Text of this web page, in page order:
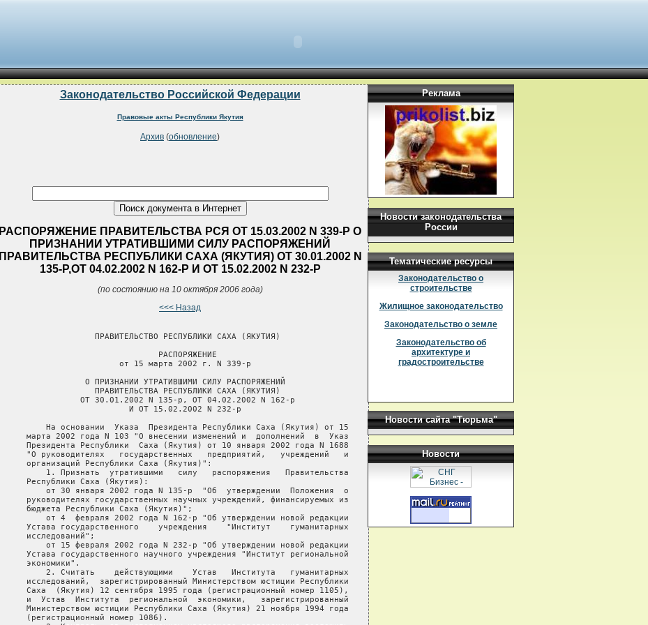
Законодательство Российской Федерации
Правовые акты Республики Якутия
Архив (обновление)
РАСПОРЯЖЕНИЕ ПРАВИТЕЛЬСТВА РСЯ ОТ 15.03.2002 N 339-Р О
ПРИЗНАНИИ УТРАТИВШИМИ СИЛУ РАСПОРЯЖЕНИЙ
ПРАВИТЕЛЬСТВА РЕСПУБЛИКИ САХА (ЯКУТИЯ) ОТ 30.01.2002 N
135-Р,ОТ 04.02.2002 N 162-Р И ОТ 15.02.2002 N 232-Р
(по состоянию на 10 октября 2006 года)
<<< Назад
                 ПРАВИТЕЛЬСТВО РЕСПУБЛИКИ САХА (ЯКУТИЯ)
                              РАСПОРЯЖЕНИЕ
                      от 15 марта 2002 г. N 339-р
               О ПРИЗНАНИИ УТРАТИВШИМИ СИЛУ РАСПОРЯЖЕНИЙ
                 ПРАВИТЕЛЬСТВА РЕСПУБЛИКИ САХА (ЯКУТИЯ)
              ОТ 30.01.2002 N 135-р, ОТ 04.02.2002 N 162-р
                        И ОТ 15.02.2002 N 232-р
       На основании  Указа  Президента Республики Саха (Якутия) от 15
   марта 2002 года N 103 "О внесении изменений и  дополнений  в  Указ
   Президента Республики  Саха (Якутия) от 10 января 2002 года N 1688
   "О руководителях   государственных   предприятий,   учреждений   и
   организаций Республики Саха (Якутия)":
       1. Признать  утратившими   силу   распоряжения   Правительства
   Республики Саха (Якутия):
       от 30 января 2002 года N 135-р  "Об  утверждении  Положения  о
   руководителях государственных научных учреждений, финансируемых из
   бюджета Республики Саха (Якутия)";
       от 4  февраля 2002 года N 162-р "Об утверждении новой редакции
   Устава государственного    учреждения    "Институт    гуманитарных
   исследований";
       от 15 февраля 2002 года N 232-р "Об утверждении новой редакции
   Устава государственного научного учреждения "Институт региональной
   экономики".
       2. Считать    действующими    Устав   Института   гуманитарных
   исследований,  зарегистрированный Министерством юстиции Республики
   Саха  (Якутия) 12 сентября 1995 года (регистрационный номер 1105),
   и  Устав  Института  региональной  экономики,   зарегистрированный
   Министерством юстиции Республики Саха (Якутия) 21 ноября 1994 года
   (регистрационный номер 1086).
Реклама
Новости законодательства
России
Тематические ресурсы
Законодательство о
строительстве
Жилищное законодательство
Законодательство о земле
Законодательство об
архитектуре и
градостроительстве
Новости сайта "Тюрьма"
Новости